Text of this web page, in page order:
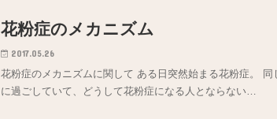
花粉症のメカニズム
2017.05.26
花粉症のメカニズムに関して ある日突然始まる花粉症。 同
に過ごしていて、どうして花粉症になる人とならない…